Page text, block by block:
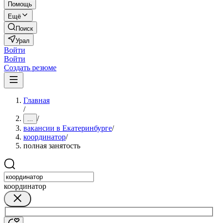
Помощь
Ещё
Поиск
Урал
Войти
Войти
Создать резюме
Главная
/
... /
вакансии в Екатеринбурге/
координатор/
полная занятость
координатор